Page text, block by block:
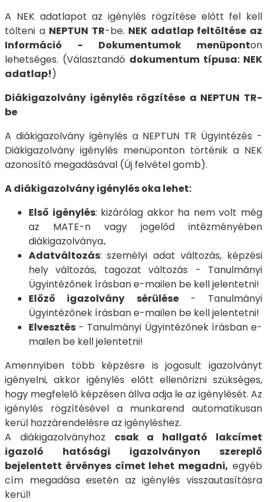
A NEK adatlapot az igénylés rögzítése előtt fel kell
tölteni a NEPTUN TR-be. NEK adatlap feltöltése az
Információ - Dokumentumok menüponton
lehetséges. (Választandó dokumentum típusa: NEK
adatlap!)
Diákigazolvány igénylés rögzítése a NEPTUN TR-
be
A diákigazolvány igénylés a NEPTUN TR Ügyintézés -
Diákigazolvány igénylés menüponton történik a NEK
azonosító megadásával (Új felvétel gomb).
A diákigazolvány igénylés oka lehet:
Első igénylés: kizárólag akkor ha nem volt még
az MATE-n vagy jogelőd intézményében
diákigazolványa.
Adatváltozás: személyi adat változás, képzési
hely változás, tagozat változás - Tanulmányi
Ügyintézőnek írásban e-mailen be kell jelentetni!
Előző igazolvány sérülése- Tanulmányi
Ügyintézőnek írásban e-mailen be kell jelentetni!
Elvesztés - Tanulmányi Ügyintézőnek írásban e-
mailen be kell jelentetni!
Amennyiben több képzésre is jogosult igazolványt
igényelni, akkor igénylés előtt ellenőrizni szükséges,
hogy megfelelő képzésen állva adja le az igénylését. Az
igénylés rögzítésével a munkarend automatikusan
kerül hozzárendelésre az igényléshez.
A diákigazolványhoz csak a hallgató lakcímet
igazoló hatósági igazolványon szereplő
bejelentett érvényes címet lehet megadni, egyéb
cím megadása esetén az igénylés visszautasításra
kerül!